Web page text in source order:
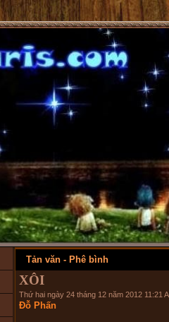
Tản văn - Phê bình
XÔI
Thứ hai ngày 24 tháng 12 năm 2012 11:21
Đỗ Phấn